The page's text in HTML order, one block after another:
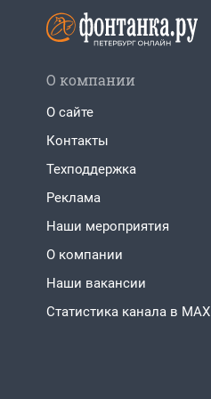
О компании
О сайте
Контакты
Техподдержка
Реклама
Наши мероприятия
О компании
Наши вакансии
Статистика канала в MAX